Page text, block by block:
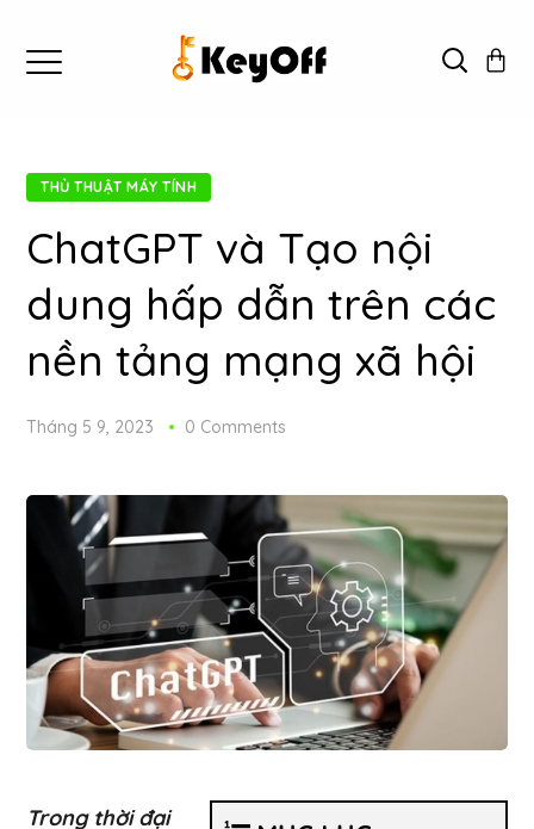
THỦ THUẬT MÁY TÍNH
ChatGPT và Tạo nội
dung hấp dẫn trên các
nền tảng mạng xã hội
Tháng 5 9, 2023 0 Comments
Trong thời đại